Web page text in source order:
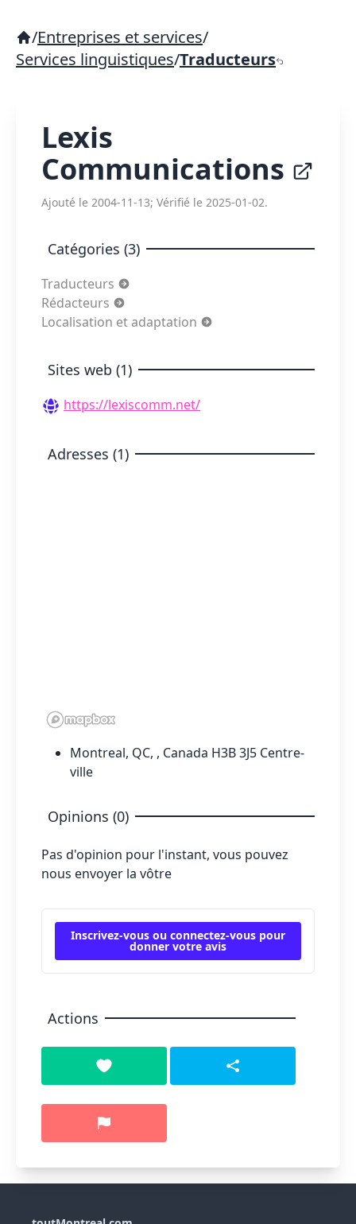
/Entreprises et services/
Services linguistiques/Traducteurs
Lexis
Communications
Ajouté le 2004-11-13; Vérifié le 2025-01-02.
Catégories (3)
Traducteurs
Rédacteurs
Localisation et adaptation
Sites web (1)
https://lexiscomm.net/
Adresses (1)
Montreal, QC, , Canada H3B 3J5 Centre-
ville
Opinions (0)
Pas d'opinion pour l'instant, vous pouvez
nous envoyer la vôtre
Inscrivez-vous ou connectez-vous pour
donner votre avis
Actions